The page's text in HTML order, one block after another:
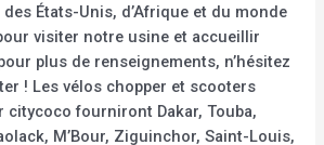
des États-Unis, d’Afrique et du monde
visiter notre usine et accueillir
plus de renseignements, n’hésitez
! Les vélos chopper et scooters
citycoco fourniront Dakar, Touba,
M’Bour, Ziguinchor, Saint-Louis,